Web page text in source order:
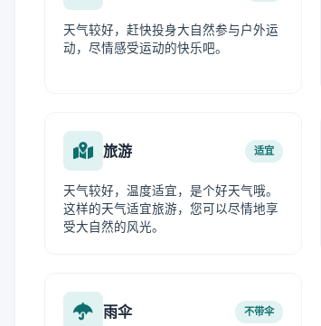
天气较好，赶快投身大自然参与户外运
动，尽情感受运动的快乐吧。
旅游 适宜
天气较好，温度适宜，是个好天气哦。
这样的天气适宜旅游，您可以尽情地享
受大自然的风光。
雨伞 不带伞